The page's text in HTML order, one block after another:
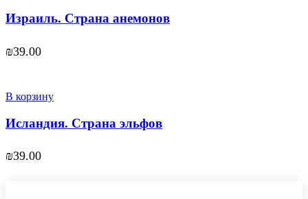
Израиль. Страна анемонов
₪39.00
В корзину
Исландия. Страна эльфов
₪39.00